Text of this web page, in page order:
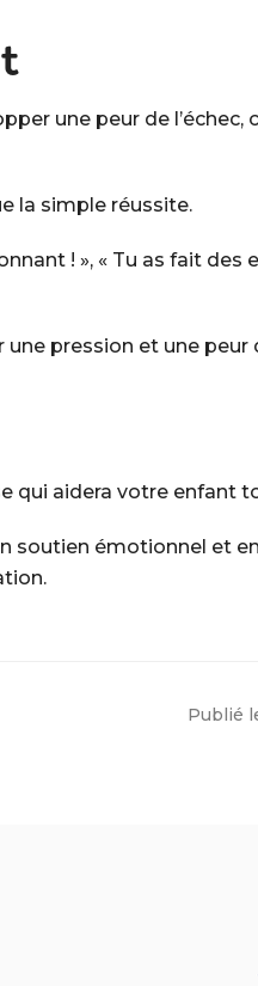
une peur de l’échec,
la simple réussite.
! », « Tu as fait des
pression et une peur
qui aidera votre enfant
soutien émotionnel et
Publié